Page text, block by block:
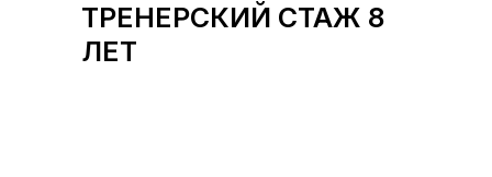
ТРЕНЕРСКИЙ СТАЖ 8
ЛЕТ